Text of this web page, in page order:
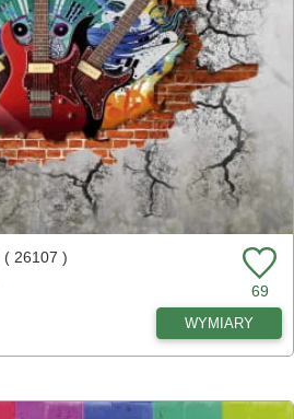
( 26107 )
69
WYMIARY